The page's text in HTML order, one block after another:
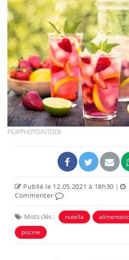
PILIPPHOTO/ISTOCK
Publié le 12.05.2021 à 18h30 |
Commenter
Mots clés : nutella
piscine